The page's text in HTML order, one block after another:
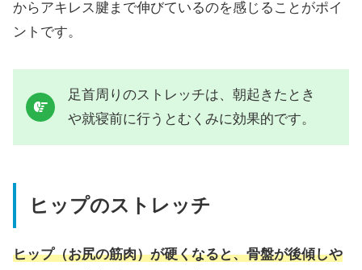
からアキレス腱まで伸びているのを感じることがポイ
ントです。
足首周りのストレッチは、朝起きたとき
や就寝前に行うとむくみに効果的です。
ヒップのストレッチ
ヒップ（お尻の筋肉）が硬くなると、骨盤が後傾しや